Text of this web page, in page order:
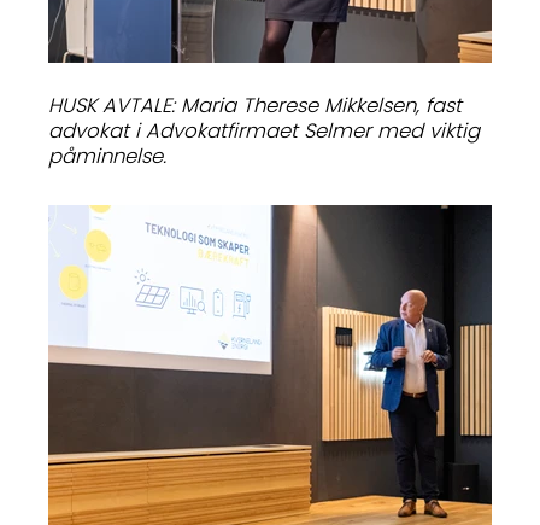
HUSK AVTALE: Maria Therese Mikkelsen, fast
advokat i Advokatfirmaet Selmer med viktig
påminnelse.